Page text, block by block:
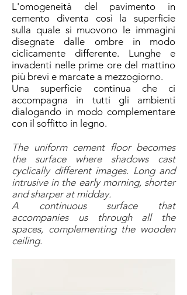
L'omogeneità del pavimento in
cemento diventa così la superficie
sulla quale si muovono le immagini
disegnate dalle ombre in modo
ciclicamente differente. Lunghe e
invadenti nelle prime ore del mattino
più brevi e marcate a mezzogiorno.
Una superficie continua che ci
accompagna in tutti gli ambienti
dialogando in modo complementare
con il soffitto in legno.
The uniform cement floor becomes
the surface where shadows cast
cyclically different images. Long and
intrusive in the early morning, shorter
and sharper at midday.
A continuous surface that
accompanies us through all the
spaces, complementing the wooden
ceiling.